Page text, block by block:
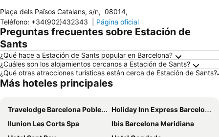
Plaça dels Països Catalans, s/n, 08014,
Teléfono: +34(902)432343 Página oficial
Preguntas frecuentes sobre Estación de
Sants
¿Qué hace a Estación de Sants popular en Barcelona?
¿Cuáles son los alojamientos cercanos a Estación de Sants?
¿Qué otras atracciones turísticas están cerca de Estación de Sants?
Más hoteles principales
Travelodge Barcelona Poblenou
Holiday Inn Express Barcelona - City 22@ By Ihg
Ilunion Les Corts Spa
Ibis Barcelona Meridiana